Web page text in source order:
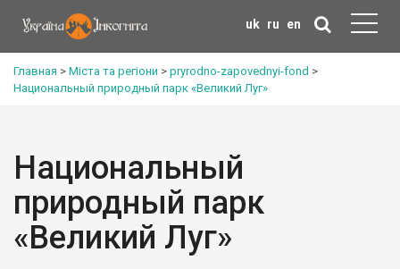
uk ru en
Главная > Міста та регіони > pryrodno-zapovednyi-fond >
Национальный природный парк «Великий Луг»
Национальный
природный парк
«Великий Луг»